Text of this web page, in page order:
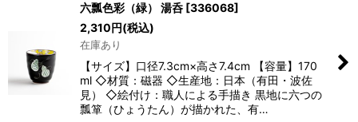
六瓢色彩（緑） 湯呑 [336068]
2,310円(税込)
在庫あり
【サイズ】口径7.3cm×高さ7.4cm 【容量】170
ml ◇材質：磁器 ◇生産地：日本（有田・波佐
見） ◇絵付け：職人による手描き 黒地に六つの
瓢箪（ひょうたん）が描かれた、有…